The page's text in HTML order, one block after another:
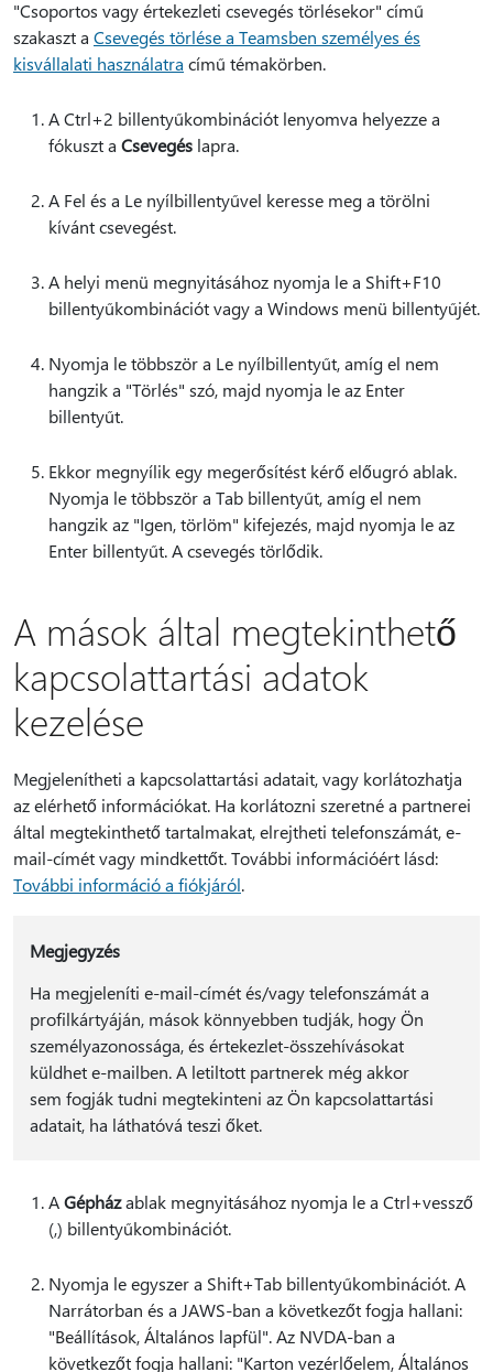
"Csoportos vagy értekezleti csevegés törlésekor" című
szakaszt a Csevegés törlése a Teamsben személyes és
kisvállalati használatra című témakörben.
A Ctrl+2 billentyűkombinációt lenyomva helyezze a
fókuszt a Csevegés lapra.
A Fel és a Le nyílbillentyűvel keresse meg a törölni
kívánt csevegést.
A helyi menü megnyitásához nyomja le a Shift+F10
billentyűkombinációt vagy a Windows menü billentyűjét.
Nyomja le többször a Le nyílbillentyűt, amíg el nem
hangzik a "Törlés" szó, majd nyomja le az Enter
billentyűt.
Ekkor megnyílik egy megerősítést kérő előugró ablak.
Nyomja le többször a Tab billentyűt, amíg el nem
hangzik az "Igen, törlöm" kifejezés, majd nyomja le az
Enter billentyűt. A csevegés törlődik.
A mások által megtekinthető
kapcsolattartási adatok
kezelése
Megjelenítheti a kapcsolattartási adatait, vagy korlátozhatja
az elérhető információkat. Ha korlátozni szeretné a partnerei
által megtekinthető tartalmakat, elrejtheti telefonszámát, e-
mail-címét vagy mindkettőt. További információért lásd:
További információ a fiókjáról.
Megjegyzés
Ha megjeleníti e-mail-címét és/vagy telefonszámát a
profilkártyáján, mások könnyebben tudják, hogy Ön
személyazonossága, és értekezlet-összehívásokat
küldhet e-mailben. A letiltott partnerek még akkor
sem fogják tudni megtekinteni az Ön kapcsolattartási
adatait, ha láthatóvá teszi őket.
AGépházablak megnyitásához nyomja le a Ctrl+vessző
(,) billentyűkombinációt.
Nyomja le egyszer a Shift+Tab billentyűkombinációt. A
Narrátorban és a JAWS-ban a következőt fogja hallani:
"Beállítások, Általános lapfül". Az NVDA-ban a
következőt fogja hallani: "Karton vezérlőelem, Általános